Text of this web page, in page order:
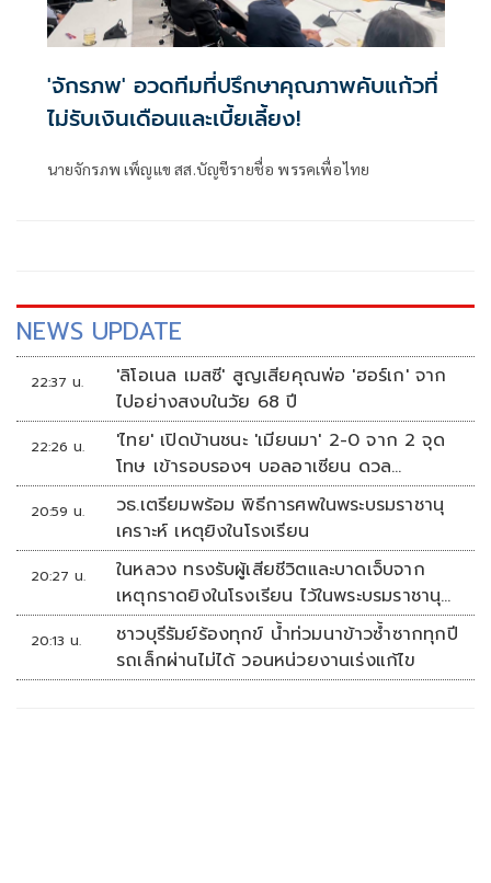
'จักรภพ' อวดทีมที่ปรึกษาคุณภาพคับแก้วที่
ไม่รับเงินเดือนและเบี้ยเลี้ยง!
นายจักรภพ เพ็ญแข สส.บัญชีรายชื่อ พรรคเพื่อไทย
NEWS UPDATE
22:37 น.
'ลิโอเนล เมสซี' สูญเสียคุณพ่อ 'ฮอร์เก' จาก
ไปอย่างสงบในวัย 68 ปี
22:26 น.
'ไทย' เปิดบ้านชนะ 'เมียนมา' 2-0 จาก 2 จุด
โทษ เข้ารอบรองฯ บอลอาเซียน ดวล
'สิงคโปร์'
20:59 น.
วธ.เตรียมพร้อม พิธีการศพในพระบรมราชานุ
เคราะห์ เหตุยิงในโรงเรียน
20:27 น.
ในหลวง ทรงรับผู้เสียชีวิตและบาดเจ็บจาก
เหตุกราดยิงในโรงเรียน ไว้ในพระบรมราชานุ
เคราะห์
20:13 น.
ชาวบุรีรัมย์ร้องทุกข์ น้ำท่วมนาข้าวซ้ำซากทุกปี
รถเล็กผ่านไม่ได้ วอนหน่วยงานเร่งแก้ไข